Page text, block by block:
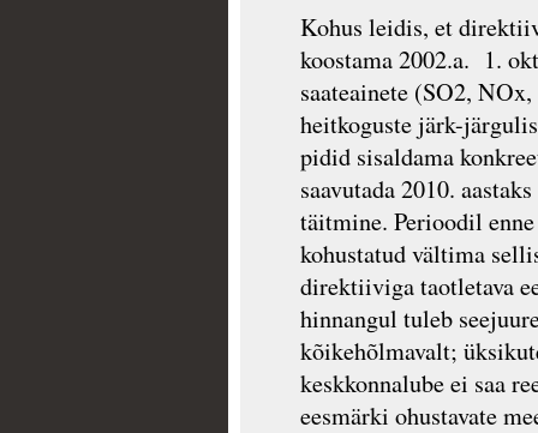
Kohus leidis, et
koostama 2002.a. 1.
saateainete (SO2,
heitkoguste järk-
pidid sisaldama
saavutada 2010.
täitmine. Perioodil
kohustatud vältima
direktiiviga taotletava
hinnangul tuleb
kõikehõlmavalt;
keskkonnalube ei saa
eesmärki ohustavate